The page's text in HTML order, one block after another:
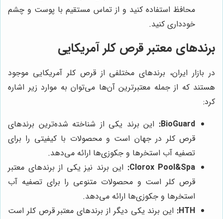
محافظ استفاده کنید و از تماس مستقیم با پوست و چشم
خودداری کنید.
برندهای معتبر قرص کلر آمریکایی
در بازار ایران، برندهای مختلفی از قرص کلر آمریکایی موجود
هستند که از جمله معتبرترین آن‌ها می‌توان به موارد زیر اشاره
کرد:
BioGuard: این برند یکی از شناخته شده‌ترین برندهای
قرص کلر در جهان است و محصولات با کیفیتی را برای
تصفیه آب استخرها و جکوزی‌ها ارائه می‌دهد.
Clorox Pool&Spa: این برند نیز یکی از برندهای معتبر
قرص کلر است و محصولات متنوعی را برای تصفیه آب
استخرها و جکوزی‌ها ارائه می‌دهد.
HTH: این برند یکی دیگر از برندهای معتبر قرص کلر است